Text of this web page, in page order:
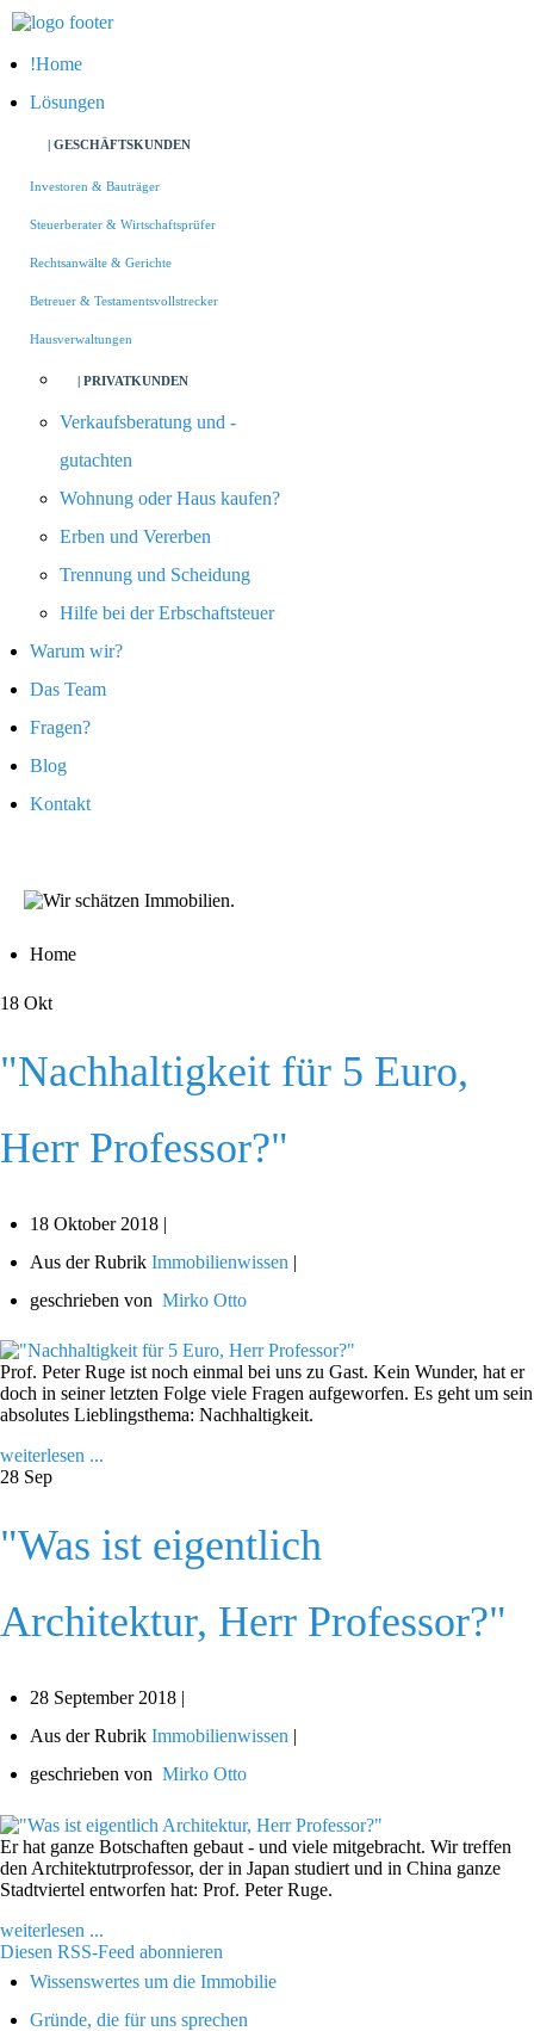
Home
Lösungen
| GESCHÄFTSKUNDEN
Investoren & Bauträger
Steuerberater & Wirtschaftsprüfer
Rechtsanwälte & Gerichte
Betreuer & Testamentsvollstrecker
Hausverwaltungen
| PRIVATKUNDEN
Verkaufsberatung und -
gutachten
Wohnung oder Haus kaufen?
Erben und Vererben
Trennung und Scheidung
Hilfe bei der Erbschaftsteuer
Warum wir?
Das Team
Fragen?
Blog
Kontakt
Home
18 Okt
"Nachhaltigkeit für 5 Euro,
Herr Professor?"
18 Oktober 2018 |
Aus der Rubrik Immobilienwissen |
geschrieben von Mirko Otto
Prof. Peter Ruge ist noch einmal bei uns zu Gast. Kein Wunder, hat er
doch in seiner letzten Folge viele Fragen aufgeworfen. Es geht um sein
absolutes Lieblingsthema: Nachhaltigkeit.
weiterlesen ...
28 Sep
"Was ist eigentlich
Architektur, Herr Professor?"
28 September 2018 |
Aus der Rubrik Immobilienwissen |
geschrieben von Mirko Otto
Er hat ganze Botschaften gebaut - und viele mitgebracht. Wir treffen
den Architektutrprofessor, der in Japan studiert und in China ganze
Stadtviertel entworfen hat: Prof. Peter Ruge.
weiterlesen ...
Diesen RSS-Feed abonnieren
Wissenswertes um die Immobilie
Gründe, die für uns sprechen